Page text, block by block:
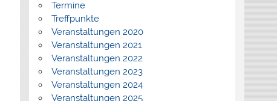
Termine
Treffpunkte
Veranstaltungen 2020
Veranstaltungen 2021
Veranstaltungen 2022
Veranstaltungen 2023
Veranstaltungen 2024
Veranstaltungen 2025